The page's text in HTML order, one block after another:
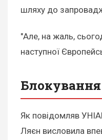
шляху до
"Але, на жаль,
наступної
Як повідомляв
Ляєн висловила